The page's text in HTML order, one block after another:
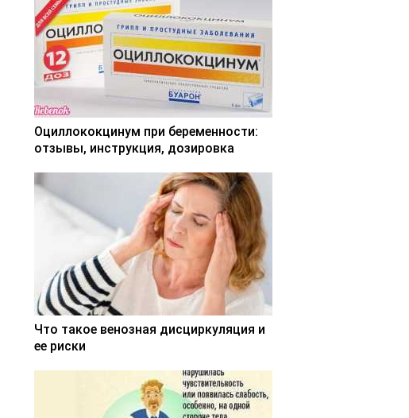
Оциллококцинум при беременности:
отзывы, инструкция, дозировка
Что такое венозная дисциркуляция и
ее риски